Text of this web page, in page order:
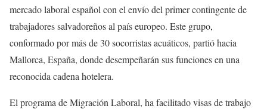
mercado laboral español con el envío del primer contingente de
trabajadores salvadoreños al país europeo. Este grupo,
conformado por más de 30 socorristas acuáticos, partió hacia
Mallorca, España, donde desempeñarán sus funciones en una
reconocida cadena hotelera.
El programa de Migración Laboral, ha facilitado visas de trabajo